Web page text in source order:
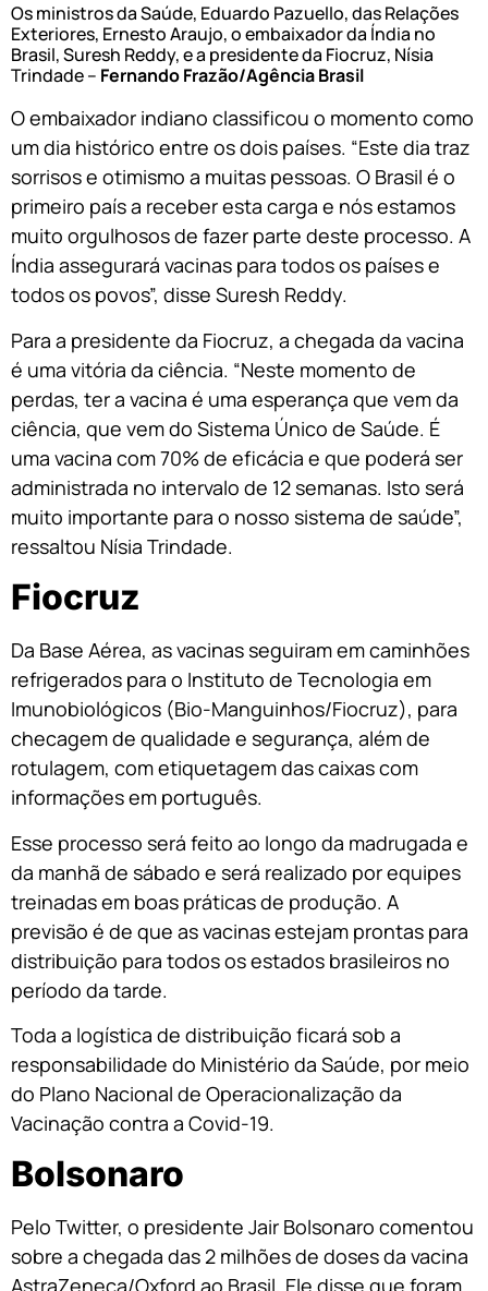
Os ministros da Saúde, Eduardo Pazuello, das Relações
Exteriores, Ernesto Araujo, o embaixador da Índia no
Brasil, Suresh Reddy, e a presidente da Fiocruz, Nísia
Trindade – Fernando Frazão/Agência Brasil
O embaixador indiano classificou o momento como
um dia histórico entre os dois países. “Este dia traz
sorrisos e otimismo a muitas pessoas. O Brasil é o
primeiro país a receber esta carga e nós estamos
muito orgulhosos de fazer parte deste processo. A
Índia assegurará vacinas para todos os países e
todos os povos”, disse Suresh Reddy.
Para a presidente da Fiocruz, a chegada da vacina
é uma vitória da ciência. “Neste momento de
perdas, ter a vacina é uma esperança que vem da
ciência, que vem do Sistema Único de Saúde. É
uma vacina com 70% de eficácia e que poderá ser
administrada no intervalo de 12 semanas. Isto será
muito importante para o nosso sistema de saúde”,
ressaltou Nísia Trindade.
Fiocruz
Da Base Aérea, as vacinas seguiram em caminhões
refrigerados para o Instituto de Tecnologia em
Imunobiológicos (Bio-Manguinhos/Fiocruz), para
checagem de qualidade e segurança, além de
rotulagem, com etiquetagem das caixas com
informações em português.
Esse processo será feito ao longo da madrugada e
da manhã de sábado e será realizado por equipes
treinadas em boas práticas de produção. A
previsão é de que as vacinas estejam prontas para
distribuição para todos os estados brasileiros no
período da tarde.
Toda a logística de distribuição ficará sob a
responsabilidade do Ministério da Saúde, por meio
do Plano Nacional de Operacionalização da
Vacinação contra a Covid-19.
Bolsonaro
Pelo Twitter, o presidente Jair Bolsonaro comentou
sobre a chegada das 2 milhões de doses da vacina